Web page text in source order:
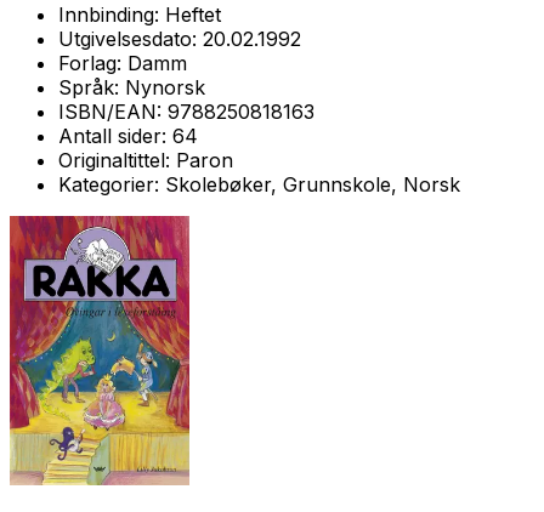
Innbinding: Heftet
Utgivelsesdato: 20.02.1992
Forlag: Damm
Språk: Nynorsk
ISBN/EAN: 9788250818163
Antall sider: 64
Originaltittel: Paron
Kategorier: Skolebøker, Grunnskole, Norsk